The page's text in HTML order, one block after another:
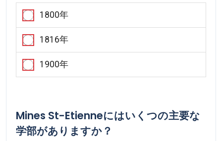
1800年
1816年
1900年
Mines St-Etienneにはいくつの主要な
学部がありますか？